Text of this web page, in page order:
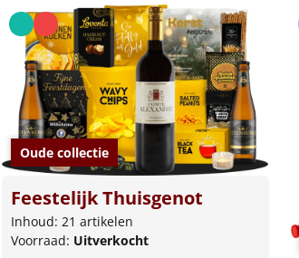
Oude collectie
Feestelijk Thuisgenot
Inhoud: 21 artikelen
Voorraad: Uitverkocht